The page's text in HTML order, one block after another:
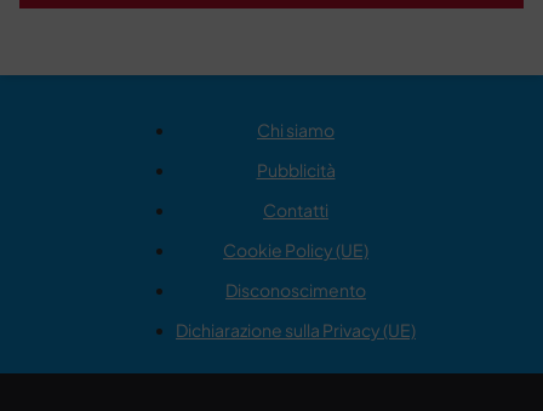
Chi siamo
Pubblicità
Contatti
Cookie Policy (UE)
Disconoscimento
Dichiarazione sulla Privacy (UE)